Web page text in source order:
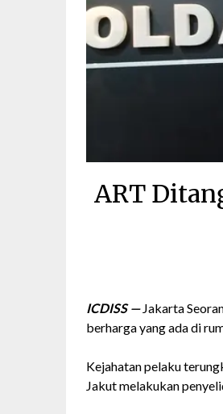
ART
ICDISS —Jakarta
berharga yang ada di
Kejahatan pelaku
Jakut melakukan